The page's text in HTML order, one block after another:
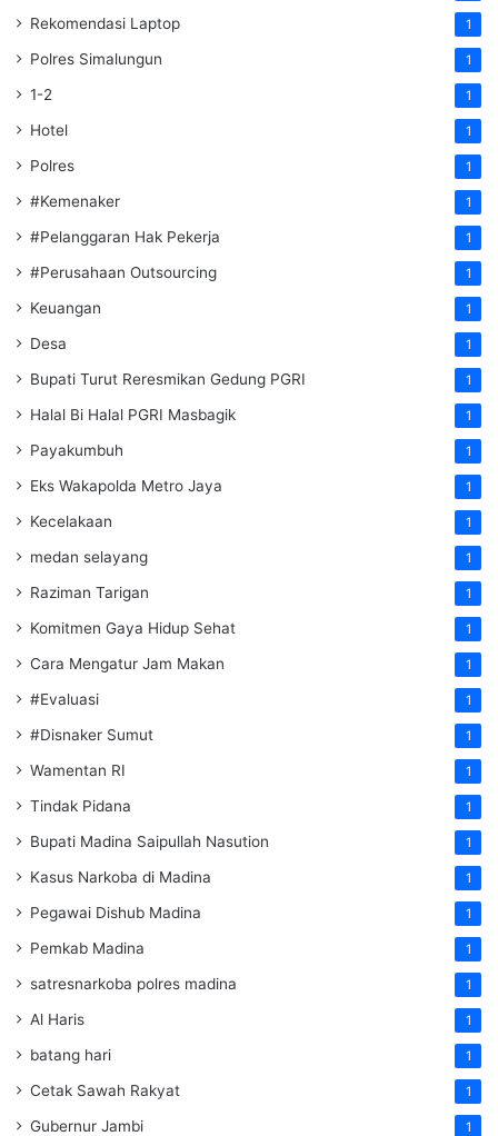
Rekomendasi Laptop 1
Polres Simalungun 1
1-2 1
Hotel 1
Polres 1
#Kemenaker 1
#Pelanggaran Hak Pekerja 1
#Perusahaan Outsourcing 1
Keuangan 1
Desa 1
Bupati Turut Reresmikan Gedung PGRI 1
Halal Bi Halal PGRI Masbagik 1
Payakumbuh 1
Eks Wakapolda Metro Jaya 1
Kecelakaan 1
medan selayang 1
Raziman Tarigan 1
Komitmen Gaya Hidup Sehat 1
Cara Mengatur Jam Makan 1
#Evaluasi 1
#Disnaker Sumut 1
Wamentan RI 1
Tindak Pidana 1
Bupati Madina Saipullah Nasution 1
Kasus Narkoba di Madina 1
Pegawai Dishub Madina 1
Pemkab Madina 1
satresnarkoba polres madina 1
Al Haris 1
batang hari 1
Cetak Sawah Rakyat 1
Gubernur Jambi 1